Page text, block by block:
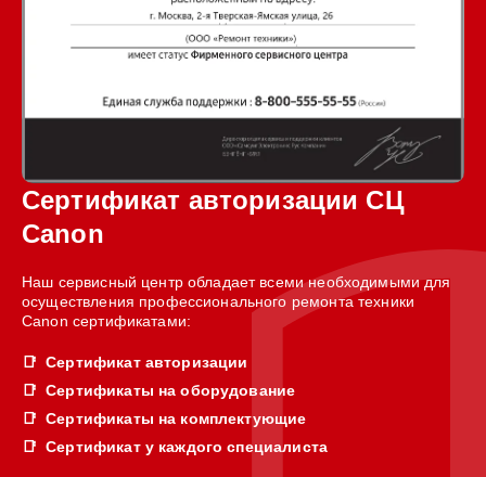
Сертификат авторизации СЦ
Canon
Наш сервисный центр обладает всеми необходимыми для
осуществления профессионального ремонта техники
Canon сертификатами:
Сертификат авторизации
Сертификаты на оборудование
Сертификаты на комплектующие
Сертификат у каждого специалиста